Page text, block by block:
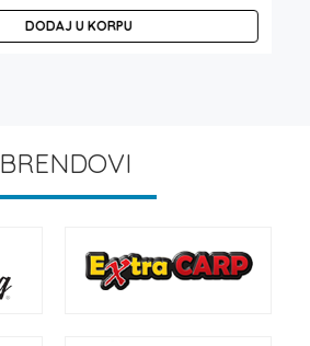
DODAJ U KORPU
BRENDOVI